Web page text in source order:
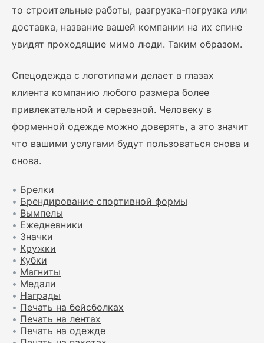
то строительные работы, разгрузка-погрузка или
доставка, название вашей компании на их спине
увидят проходящие мимо люди. Таким образом.
Спецодежда с логотипами делает в глазах
клиента компанию любого размера более
привлекательной и серьезной. Человеку в
форменной одежде можно доверять, а это значит
что вашими услугами будут пользоваться снова и
снова.
• Брелки
• Брендирование спортивной формы
• Вымпелы
• Ежедневники
• Значки
• Кружки
• Кубки
• Магниты
• Медали
• Награды
• Печать на бейсболках
• Печать на лентах
• Печать на одежде